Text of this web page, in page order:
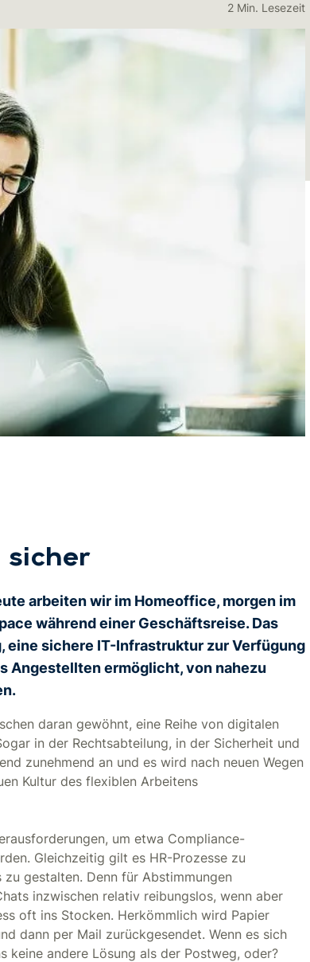
2 Min. Lesezeit
sicher
arbeiten wir im Homeoffice, morgen im
während einer Geschäftsreise. Das
sichere IT-Infrastruktur zur Verfügung
Angestellten ermöglicht, von nahezu
daran gewöhnt, eine Reihe von digitalen
in der Rechtsabteilung, in der Sicherheit und
zunehmend an und es wird nach neuen Wegen
Kultur des flexiblen Arbeitens
um etwa Compliance-
Gleichzeitig gilt es HR-Prozesse zu
gestalten. Denn für Abstimmungen
inzwischen relativ reibungslos, wenn aber
oft ins Stocken. Herkömmlich wird Papier
dann per Mail zurückgesendet. Wenn es sich
keine andere Lösung als der Postweg, oder?